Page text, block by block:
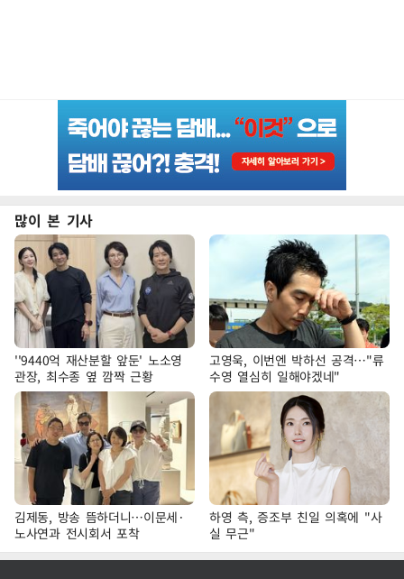
많이 본 기사
''9440억 재산분할 앞둔' 노소영
관장, 최수종 옆 깜짝 근황
고영욱, 이번엔 박하선 공격…"류
수영 열심히 일해야겠네"
김제동, 방송 뜸하더니…이문세·
노사연과 전시회서 포착
하영 측, 증조부 친일 의혹에 "사
실 무근"